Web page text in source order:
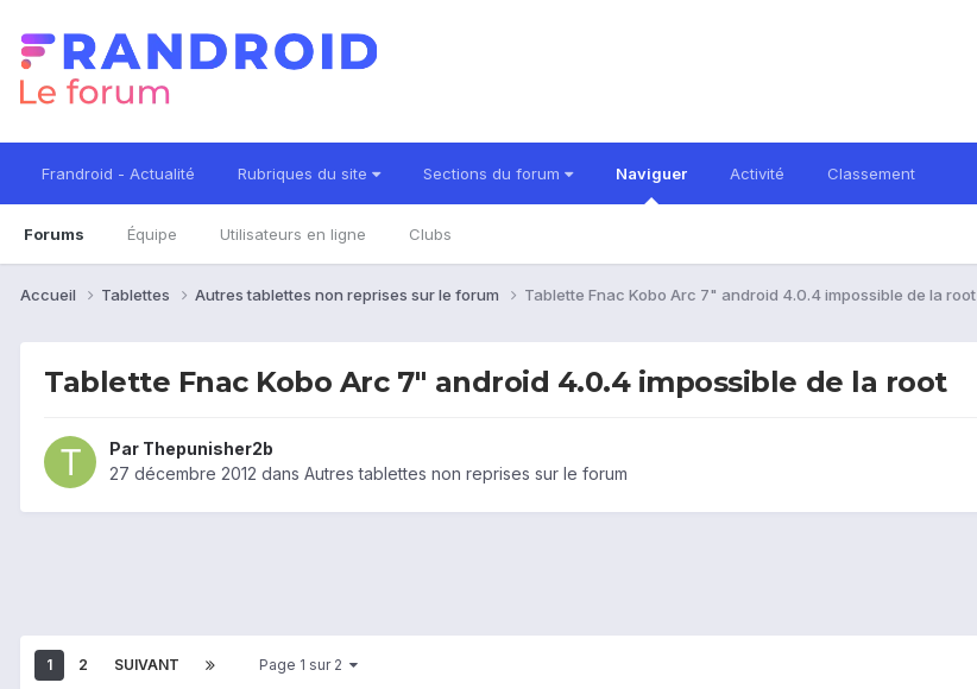
Frandroid - Actualité Rubriques du site Sections du forum Naviguer
Forums Équipe Utilisateurs en ligne Clubs
Activité Classement
Accueil Tablettes Autres tablettes non reprises sur le forum Tablette Fnac Kobo Arc 7" android 4.0.4 impossible de la root
Tablette Fnac Kobo Arc 7" android 4.0.4 impossible de la root
Par Thepunisher2b
27 décembre 2012 dans Autres tablettes non reprises sur le forum
1 2 SUIVANT Page 1 sur 2